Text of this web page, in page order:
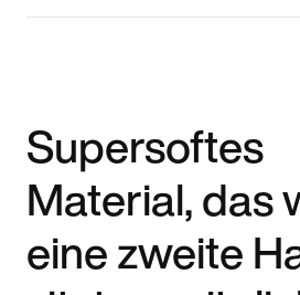
Supersoftes
Material, das
eine zweite